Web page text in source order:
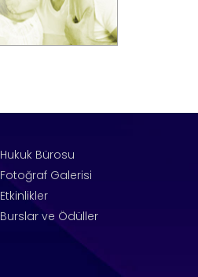
Hukuk Bürosu
Fotoğraf Galerisi
Etkinlikler
Burslar ve Ödüller